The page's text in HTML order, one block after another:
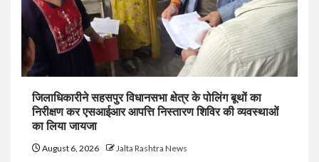
जिलाधिकारीने सहसपुर विधानसभा क्षेत्र के पोलिंग बूथों का
निरीक्षण कर एसआईआर आपत्ति निस्तारण शिविर की व्यवस्थाओं
का लिया जायजा
August 6, 2026 Jalta Rashtra News